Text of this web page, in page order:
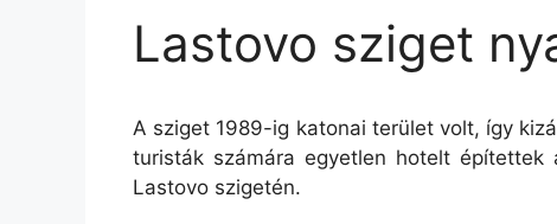
Lastovo sziget
A sziget 1989-ig katonai terület volt, így
turisták számára egyetlen hotelt
Lastovo szigetén.